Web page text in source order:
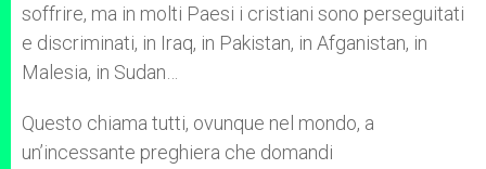
soffrire, ma in molti Paesi i cristiani sono perseguitati
e discriminati, in Iraq, in Pakistan, in Afganistan, in
Malesia, in Sudan…
Questo chiama tutti, ovunque nel mondo, a
un’incessante preghiera che domandi